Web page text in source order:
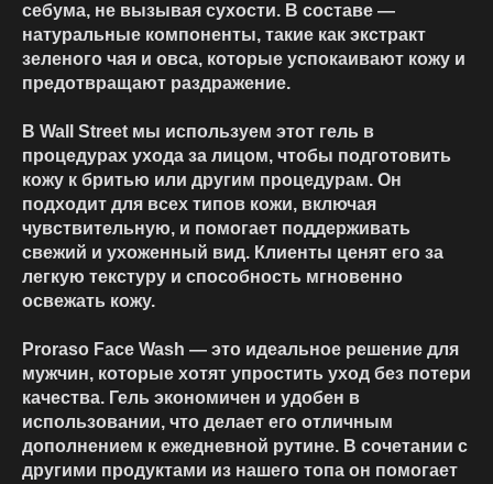
себума, не вызывая сухости. В составе —
натуральные компоненты, такие как экстракт
зеленого чая и овса, которые успокаивают кожу и
предотвращают раздражение.
В Wall Street мы используем этот гель в
процедурах ухода за лицом, чтобы подготовить
кожу к бритью или другим процедурам. Он
подходит для всех типов кожи, включая
чувствительную, и помогает поддерживать
свежий и ухоженный вид. Клиенты ценят его за
легкую текстуру и способность мгновенно
освежать кожу.
Proraso Face Wash — это идеальное решение для
мужчин, которые хотят упростить уход без потери
качества. Гель экономичен и удобен в
использовании, что делает его отличным
дополнением к ежедневной рутине. В сочетании с
другими продуктами из нашего топа он помогает